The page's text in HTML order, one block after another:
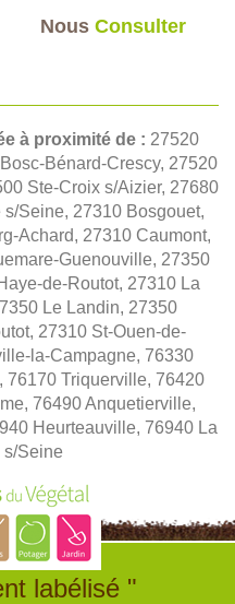
Nous Consulter
à proximité de : 27520
Bénard-Crescy, 27520
Ste-Croix s/Aizier, 27680
Seine, 27310 Bosgouet,
Achard, 27310 Caumont,
Guenouville, 27350
de-Routot, 27310 La
Le Landin, 27350
27310 St-Ouen-de-
la-Campagne, 76330
76170 Triquerville, 76420
76490 Anquetierville,
Heurteauville, 76940 La
s/Seine
labélisé "